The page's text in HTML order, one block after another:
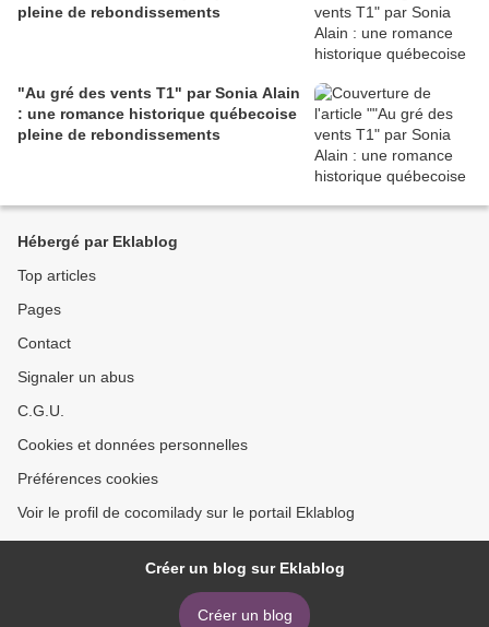
pleine de rebondissements
"Au gré des vents T1" par Sonia Alain
: une romance historique québecoise
pleine de rebondissements
Hébergé par Eklablog
Top articles
Pages
Contact
Signaler un abus
C.G.U.
Cookies et données personnelles
Préférences cookies
Voir le profil de cocomilady sur le portail Eklablog
Créer un blog sur Eklablog
Créer un blog